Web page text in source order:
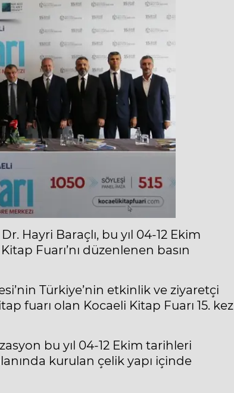
Hayri Baraçlı, bu yıl 04-12 Ekim
Fuarı’nı düzenlenen basın
Türkiye’nin etkinlik ve ziyaretçi
fuarı olan Kocaeli Kitap Fuarı 15. kez
bu yıl 04-12 Ekim tarihleri
kurulan çelik yapı içinde